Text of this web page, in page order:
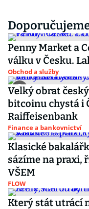
Penny Market a
válku v Česku.
Obchod a služby
Velký obrat
bitcoinu chystá i
Raiffeisenbank
Finance a bankovnictví
Klasické
sázíme na praxi,
VŠEM
FLOW
Který stát utrácí